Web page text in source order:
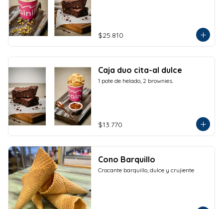
$25.810
Caja duo cita-al dulce
1 pote de helado, 2 brownies.
$13.770
Cono Barquillo
Crocante barquillo, dulce y crujiente